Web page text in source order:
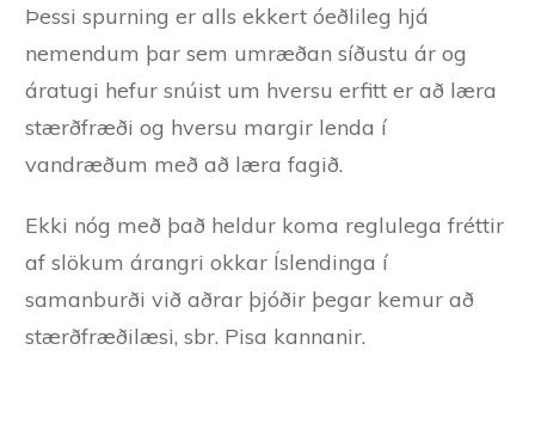
Þessi spurning er alls ekkert óeðlileg hjá
nemendum þar sem umræðan síðustu ár og
áratugi hefur snúist um hversu erfitt er að læra
stærðfræði og hversu margir lenda í
vandræðum með að læra fagið.
Ekki nóg með það heldur koma reglulega fréttir
af slökum árangri okkar Íslendinga í
samanburði við aðrar þjóðir þegar kemur að
stærðfræðilæsi, sbr. Pisa kannanir.